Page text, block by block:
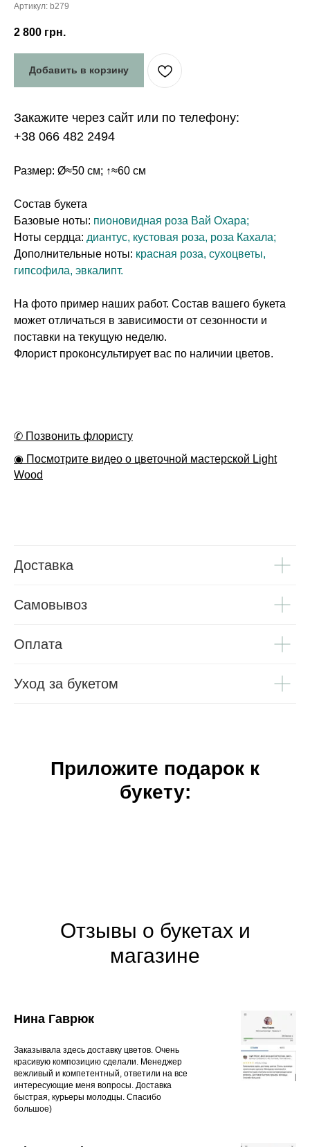
Артикул: b279
2 800 грн.
Добавить в корзину
Закажите через сайт или по телефону:
+38 066 482 2494
Размер: Ø≈50 см; ↑≈60 см
Состав букета
Базовые ноты: пионовидная роза Вай Охара;
Ноты сердца: диантус, кустовая роза, роза Кахала;
Дополнительные ноты: красная роза, сухоцветы,
гипсофила, эвкалипт.
На фото пример наших работ. Состав вашего букета
может отличаться в зависимости от сезонности и
поставки на текущую неделю.
Флорист проконсультирует вас по наличии цветов.
✆ Позвонить флористу
◉ Посмотрите видео о цветочной мастерской Light
Wood
Доставка
Самовывоз
Оплата
Уход за букетом
Приложите подарок к
букету:
Отзывы о букетах и
магазине
Нина Гаврюк
Заказывала здесь доставку цветов. Очень
красивую композицию сделали. Менеджер
вежливый и компетентный, ответили на все
интересующие меня вопросы. Доставка
быстрая, курьеры молодцы. Спасибо
большое)